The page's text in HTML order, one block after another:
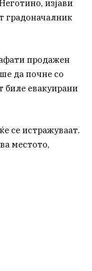
изјави
градоначалник
продажен
да почне со
биле евакуирани
се истражуваат.
местото,